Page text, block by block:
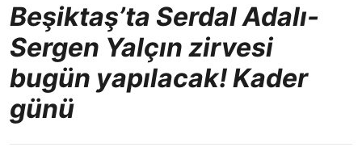
Beşiktaş’ta Serdal Adalı-
Sergen Yalçın zirvesi
bugün yapılacak! Kader
günü